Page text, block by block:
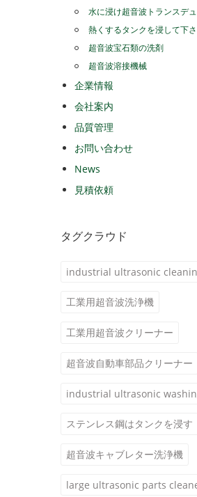
水に浸け超音波トランスデ
熱くするタンクを浸して下
超音波宝石類の洗剤
超音波溶接機械
企業情報
会社案内
品質管理
お問い合わせ
News
見積依頼
タグクラウド
industrial ultrasonic
工業用超音波洗浄機
工業用超音波クリーナー
超音波自動車部品クリーナー
industrial ultrasonic
ステンレス鋼はタンクを浸す
超音波キャブレター洗浄機
large ultrasonic parts